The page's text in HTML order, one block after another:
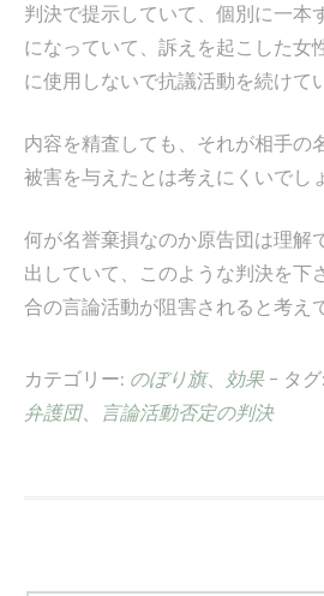
判決で提示していて、個別に一本
になっていて、訴えを起こした女
に使用しないで抗議活動を続けて
内容を精査しても、それが相手の
被害を与えたとは考えにくいでし
何が名誉棄損なのか原告団は理解
出していて、このような判決を下
合の言論活動が阻害されると考え
カテゴリー: のぼり旗、 効果 - タグ:
弁護団、 言論活動否定の判決